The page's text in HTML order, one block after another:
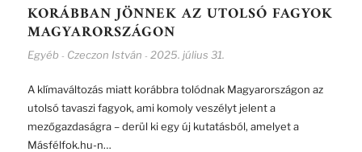
KORÁBBAN JÖNNEK AZ UTOLSÓ FAGYOK
MAGYARORSZÁGON
Egyéb - Czeczon István - 2025. július 31.
A klímaváltozás miatt korábbra tolódnak Magyarországon az
utolsó tavaszi fagyok, ami komoly veszélyt jelent a
mezőgazdaságra – derül ki egy új kutatásból, amelyet a
Másfélfok.hu-n…